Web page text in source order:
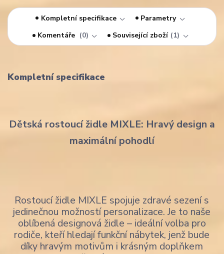
Kompletní specifikace
Parametry
Komentáře
0 Související zboží 1
Kompletní specifikace
Dětská rostoucí židle MIXLE: Hravý design a
maximální pohodlí
Rostoucí židle MIXLE spojuje zdravé sezení s
jedinečnou možností personalizace. Je to naše
oblíbená designová židle – ideální volba pro
rodiče, kteří hledají funkční nábytek, jenž bude
díky hravým motivům i krásným doplňkem